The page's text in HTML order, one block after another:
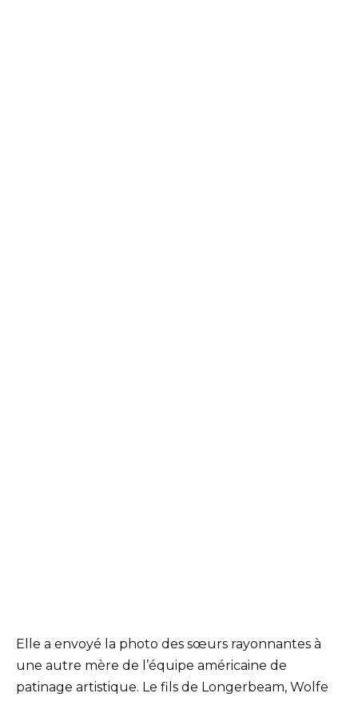
Elle a envoyé la photo des sœurs rayonnantes à
une autre mère de l’équipe américaine de
patinage artistique. Le fils de Longerbeam, Wolfe